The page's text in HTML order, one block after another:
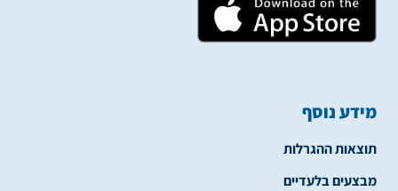
מידע נוסף
תוצאות ההגרלות
מבצעים בלעדיים